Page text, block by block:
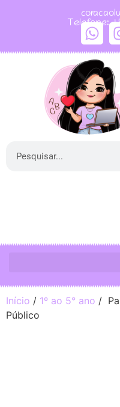
Telefone:
Início / 1º ao 5° ano /
Público